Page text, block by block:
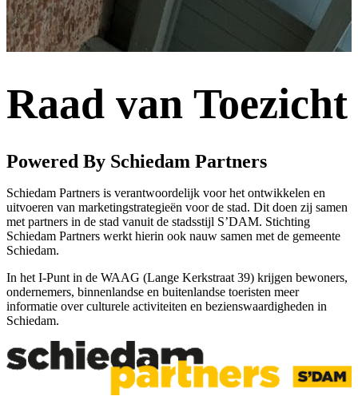
Raad van Toezicht
Powered By Schiedam Partners
Schiedam Partners is verantwoordelijk voor het ontwikkelen en
uitvoeren van marketingstrategieën voor de stad. Dit doen zij samen
met partners in de stad vanuit de stadsstijl S’DAM. Stichting
Schiedam Partners werkt hierin ook nauw samen met de gemeente
Schiedam.
In het I-Punt in de WAAG (Lange Kerkstraat 39) krijgen bewoners,
ondernemers, binnenlandse en buitenlandse toeristen meer
informatie over culturele activiteiten en bezienswaardigheden in
Schiedam.